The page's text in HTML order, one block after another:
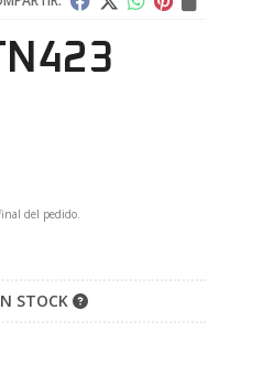
del pedido.
STOCK